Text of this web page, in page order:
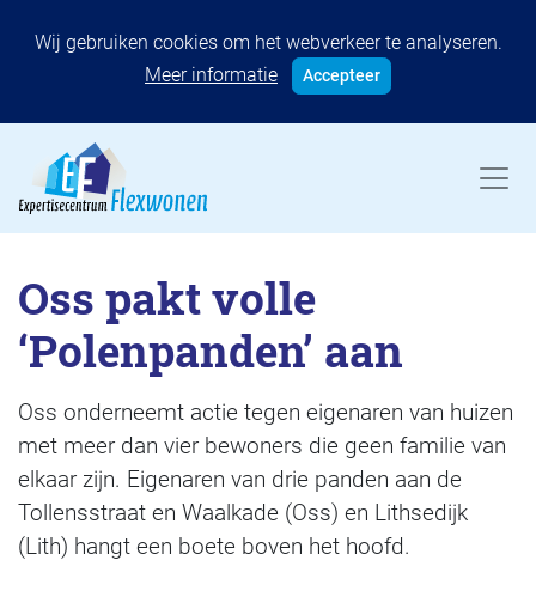
Wij gebruiken cookies om het webverkeer te analyseren.
Meer informatie
Accepteer
Oss pakt volle
‘Polenpanden’ aan
Oss onderneemt actie tegen eigenaren van huizen
met meer dan vier bewoners die geen familie van
elkaar zijn. Eigenaren van drie panden aan de
Tollensstraat en Waalkade (Oss) en Lithsedijk
(Lith) hangt een boete boven het hoofd.